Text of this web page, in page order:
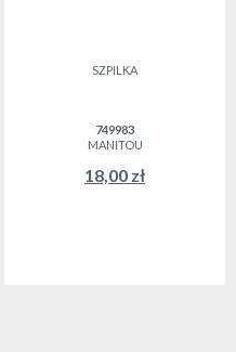
SZPILKA
749983
MANITOU
18,00 zł